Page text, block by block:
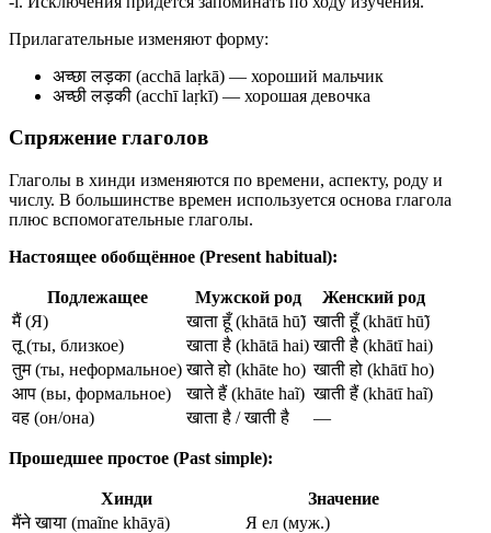
Прилагательные изменяют форму:
अच्छा लड़का (acchā laṛkā) — хороший мальчик
अच्छी लड़की (acchī laṛkī) — хорошая девочка
Спряжение глаголов
Глаголы в хинди изменяются по времени, аспекту, роду и
числу. В большинстве времен используется основа глагола
плюс вспомогательные глаголы.
Настоящее обобщённое (Present habitual):
Подлежащее Мужской род
Женский род
मैं (Я)
खाता हूँ (khātā hū̃) खाती हूँ (khātī hū̃)
तू (ты, близкое)
खाता है (khātā hai) खाती है (khātī hai)
तुम (ты, неформальное) खाते हो (khāte ho) खाती हो (khātī ho)
आप (вы, формальное)
खाते हैं (khāte haĩ) खाती हैं (khātī haĩ)
वह (он/она)
खाता है / खाती है —
Прошедшее простое (Past simple):
Хинди
Значение
मैंने खाया (maĩne khāyā)
Я ел (муж.)